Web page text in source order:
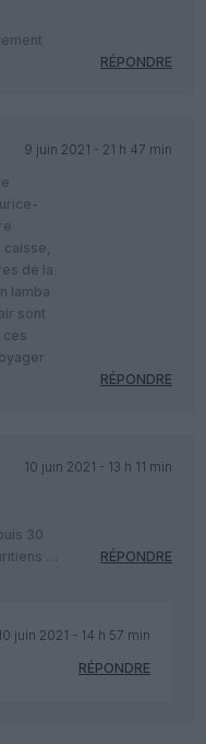
RÉPONDRE
9 juin 2021 - 21 h 47 min
caisse,
de la
lamba
sont
ces
RÉPONDRE
10 juin 2021 - 13 h 11 min
30
…
RÉPONDRE
juin 2021 - 14 h 57 min
RÉPONDRE